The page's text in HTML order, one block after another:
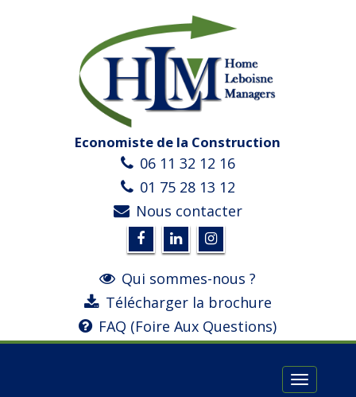
Economiste de la Construction
06 11 32 12 16
01 75 28 13 12
Nous contacter
Qui sommes-nous ?
Télécharger la brochure
FAQ (Foire Aux Questions)
Toggle